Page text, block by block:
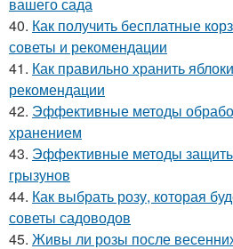
40. Как получить бесплатные
советы и рекомендации
41. Как правильно хранить
рекомендации
42. Эффективные методы
хранением
43. Эффективные методы
грызунов
44. Как выбрать розу, которая
советы садоводов
45. Живы ли розы после